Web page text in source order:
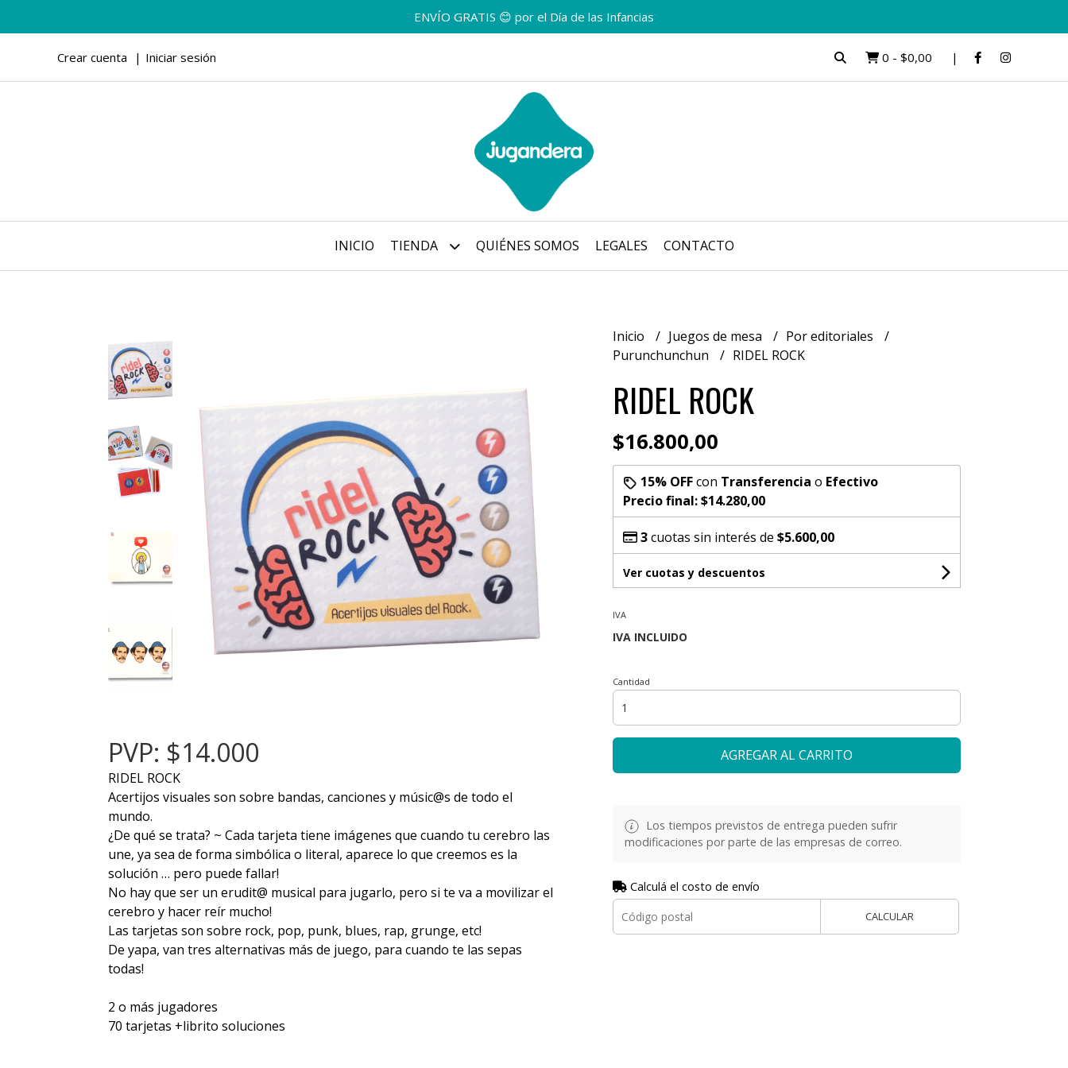
ENVÍO GRATIS 😊 por el Día de las Infancias
Crear cuenta Iniciar sesión 0 - $0,00
INICIO TIENDA QUIÉNES SOMOS LEGALES CONTACTO
PVP: $14.000
RIDEL ROCK
Acertijos visuales son sobre bandas, canciones y músic@s de todo el
mundo.
¿De qué se trata? ~ Cada tarjeta tiene imágenes que cuando tu cerebro las
une, ya sea de forma simbólica o literal, aparece lo que creemos es la
solución … pero puede fallar!
No hay que ser un erudit@ musical para jugarlo, pero si te va a movilizar el
cerebro y hacer reír mucho!
Las tarjetas son sobre rock, pop, punk, blues, rap, grunge, etc!
De yapa, van tres alternativas más de juego, para cuando te las sepas
todas!
2 o más jugadores
70 tarjetas +librito soluciones
Inicio Juegos de mesa
Por editoriales
Purunchunchun
RIDEL ROCK
RIDEL ROCK
$16.800,00
15% OFFcon Transferencia o Efectivo
Precio final:$14.280,00
3cuotas sin interés de $5.600,00
Ver cuotas y descuentos
IVA
Cantidad
AGREGAR AL CARRITO
Los tiempos previstos de entrega pueden sufrir
modificaciones por parte de las empresas de correo.
Calculá el costo de envío
CALCULAR